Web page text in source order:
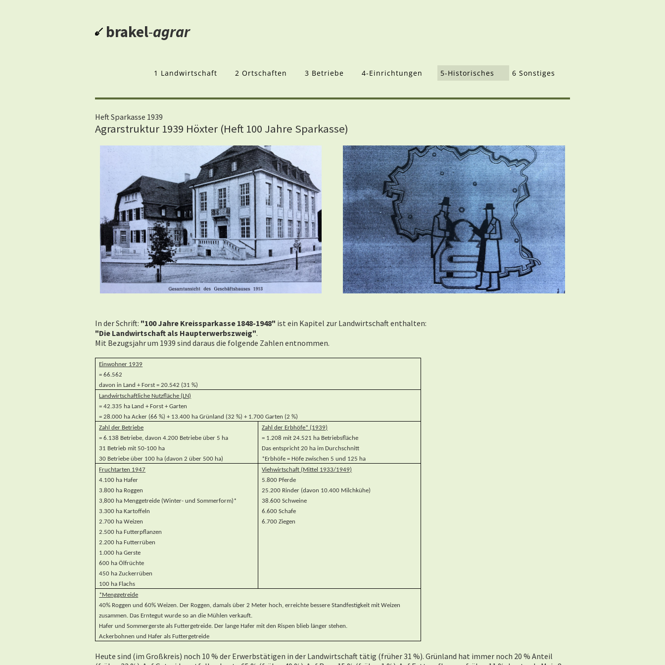
brakel-agrar
1 Landwirtschaft 2 Ortschaften 3 Betriebe 4-Einrichtungen 5-Historisches 6 Sonstiges
Heft Sparkasse 1939
Agrarstruktur 1939 Höxter (Heft 100 Jahre Sparkasse)
In der Schrift: "100 Jahre Kreissparkasse 1848-1948" ist ein Kapitel zur Landwirtschaft enthalten:
"Die Landwirtschaft als Haupterwerbszweig".
Mit Bezugsjahr um 1939 sind daraus die folgende Zahlen entnommen.
Einwohner 1939
= 66.562
davon in Land + Forst = 20.542 (31 %)
Landwirtschaftliche Nutzfläche (LN)
= 42.335 ha Land + Forst + Garten
= 28.000 ha Acker (66 %) + 13.400 ha Grünland (32 %) + 1.700 Garten (2 %)
Zahl der Betriebe
= 6.138 Betriebe, davon 4.200 Betriebe über 5 ha
31 Betrieb mit 50-100 ha
30 Betriebe über 100 ha (davon 2 über 500 ha)
Zahl der Erbhöfe* (1939)
= 1.208 mit 24.521 ha Betriebsfläche
Das entspricht 20 ha im Durchschnitt
*Erbhöfe = Höfe zwischen 5 und 125 ha
Fruchtarten 1947
4.100 ha Hafer
3.800 ha Roggen
3,800 ha Menggetreide (Winter- und Sommerform)*
3.300 ha Kartoffeln
2.700 ha Weizen
2.500 ha Futterpflanzen
2.200 ha Futterrüben
1.000 ha Gerste
600 ha Ölfrüchte
450 ha Zuckerrüben
100 ha Flachs
Viehwirtschaft (Mittel 1933/1949)
5.800 Pferde
25.200 Rinder (davon 10.400 Milchkühe)
38.600 Schweine
6.600 Schafe
6.700 Ziegen
*Menggetreide
40% Roggen und 60% Weizen. Der Roggen, damals über 2 Meter hoch, erreichte bessere Standfestigkeit mit Weizen
zusammen.Das Erntegut wurde so an die Mühlen verkauft.
Hafer und Sommergerste als Futtergetreide. Der lange Hafer mit den Rispen blieb länger stehen.
Ackerbohnen und Hafer als Futtergetreide
Heute sind (im Großkreis) noch 10 % der Erwerbstätigen in der Landwirtschaft tätig (früher 31 %). Grünland hat immer noch 20 % Anteil